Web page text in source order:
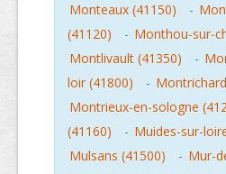
Monteaux (41150)
-
(41120)
- Monthou-sur-
Montlivault (41350)
-
loir (41800)
-
Montrieux-en-sologne
(41160)
- Muides-sur-
Mulsans (41500)
- Mur-